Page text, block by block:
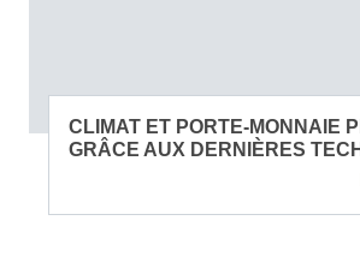
CLIMAT ET PORTE-MONNAIE
GRÂCE AUX DERNIÈRES